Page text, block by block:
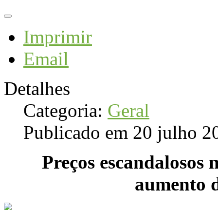
Imprimir
Email
Detalhes
Categoria: Geral
Publicado em 20 julho
Preços escandalosos
aumento